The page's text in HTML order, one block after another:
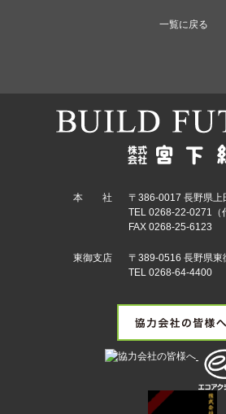
一覧に戻る
本 社
〒386-0017 長野県上
TEL 0268-22-0271（
FAX 0268-25-6123
東御支店
〒389-0516 長野県東
TEL 0268-64-4400